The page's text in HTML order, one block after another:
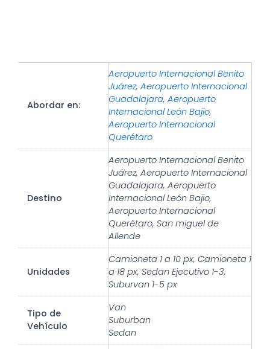
Abordar en:
Aeropuerto Internacional Benito
Juárez, Aeropuerto Internacional
Guadalajara, Aeropuerto
Internacional León Bajio,
Aeropuerto Internacional
Querétaro
Destino
Aeropuerto Internacional Benito
Juárez, Aeropuerto Internacional
Guadalajara, Aeropuerto
Internacional León Bajio,
Aeropuerto Internacional
Querétaro, San miguel de
Allende
Unidades
Camioneta 1 a 10 px, Camioneta 1
a 18 px, Sedan Ejecutivo 1-3,
Suburvan 1-5 px
Tipo de
Vehículo
Van
Suburban
Sedan